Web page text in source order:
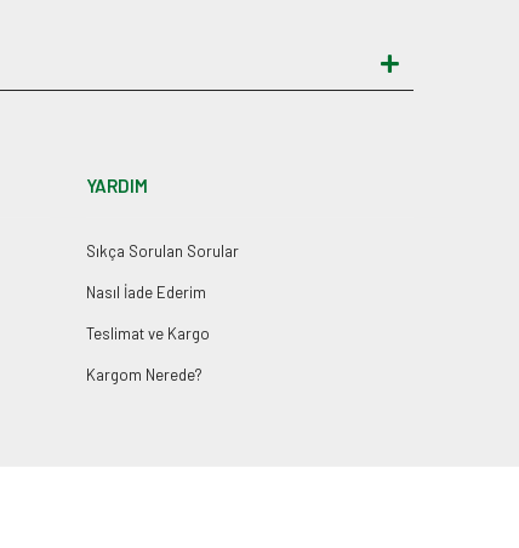
YARDIM
Sıkça Sorulan Sorular
Nasıl İade Ederim
Teslimat ve Kargo
Kargom Nerede?